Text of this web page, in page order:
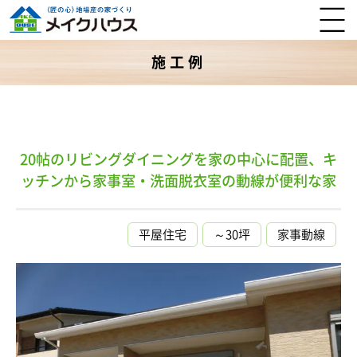
施工例
20帖のリビングダイニングを家の中心に配置、キ
ッチンから家事室・洗面脱衣室の動線が便利な家
平屋住宅 ～30坪 家事動線